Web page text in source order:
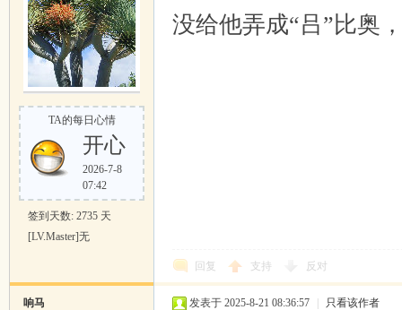
TA的每日心情
开心
2026-7-8
07:42
签到天数: 2735 天
[LV.Master]无
没给他弄成“吕”比奥
回复 支持 反对
响马 发表于 2025-8-21 08:36:57 只看该作者